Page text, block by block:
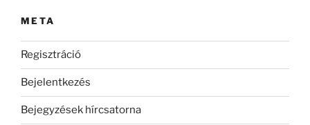
META
Regisztráció
Bejelentkezés
Bejegyzések hírcsatorna